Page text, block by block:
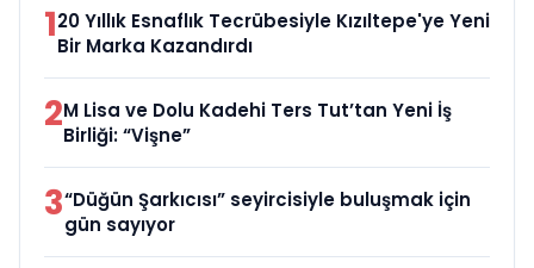
120 Yıllık Esnaflık Tecrübesiyle Kızıltepe'ye Yeni
Bir Marka Kazandırdı
2M Lisa ve Dolu Kadehi Ters Tut’tan Yeni İş
Birliği: “Vişne”
3“Düğün Şarkıcısı” seyircisiyle buluşmak için
gün sayıyor